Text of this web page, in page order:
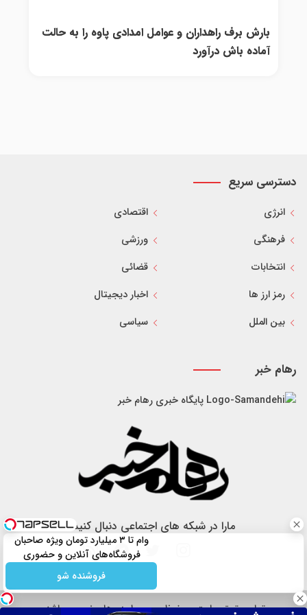
بارش برف راهداران و عوامل امدادی پاوه را به حالت
آماده باش درآورد
دسترسی سریع
انرژی
اقتصادی
فرهنگی
ورزشی
انتخابات
قضائی
رمز ارز ها
اخبار دیجیتال
بین الملل
سیاسی
رهام خبر
پایگاه خبری رهام خبر
مارا در شبکه های اجتماعی دنبال کنید
تمام حقوق سایت محفوظ و مربوط به رهام خبر می باشد.
وام تا ۳ میلیارد تومان ویژه صاحبان
فروشگاه‌های آنلاین و حضوری
فروشنده شو